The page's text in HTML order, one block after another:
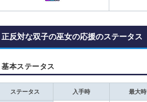
正反対な双子の巫女の応援のステータス
基本ステータス
ステータス 入手時 最大時